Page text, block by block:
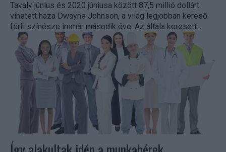
Tavaly június és 2020 júniusa között 87,5 millió dollárt
vihetett haza Dwayne Johnson, a világ legjobban kereső
férfi színésze immár második éve. Az általa keresett...